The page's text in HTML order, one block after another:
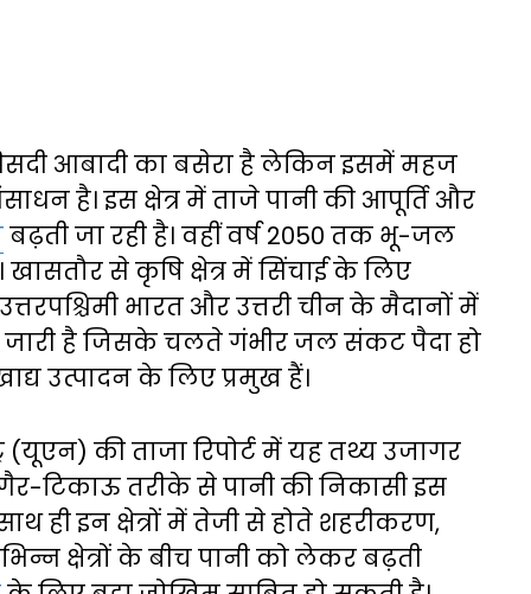
आबादी का बसेरा है लेकिन इसमें महज
है। इस क्षेत्र में ताजे पानी की आपूर्ति और
बढ़ती जा रही है। वहीं वर्ष 2050 तक भू-जल
से कृषि क्षेत्र में सिंचाई के लिए
भारत और उत्तरी चीन के मैदानों में
जारी है जिसके चलते गंभीर जल संकट पैदा हो
उत्पादन के लिए प्रमुख हैं।
की ताजा रिपोर्ट में यह तथ्य उजागर
गैर-टिकाऊ तरीके से पानी की निकासी इस
ही इन क्षेत्रों में तेजी से होते शहरीकरण,
क्षेत्रों के बीच पानी को लेकर बढ़ती